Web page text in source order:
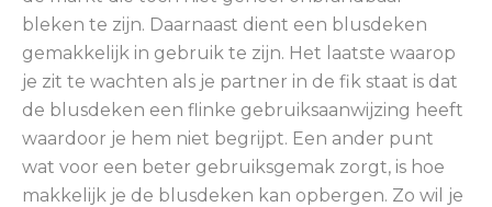
bleken te zijn. Daarnaast dient een blusdeken
gemakkelijk in gebruik te zijn. Het laatste waarop
je zit te wachten als je partner in de fik staat is dat
de blusdeken een flinke gebruiksaanwijzing heeft
waardoor je hem niet begrijpt. Een ander punt
wat voor een beter gebruiksgemak zorgt, is hoe
makkelijk je de blusdeken kan opbergen. Zo wil je